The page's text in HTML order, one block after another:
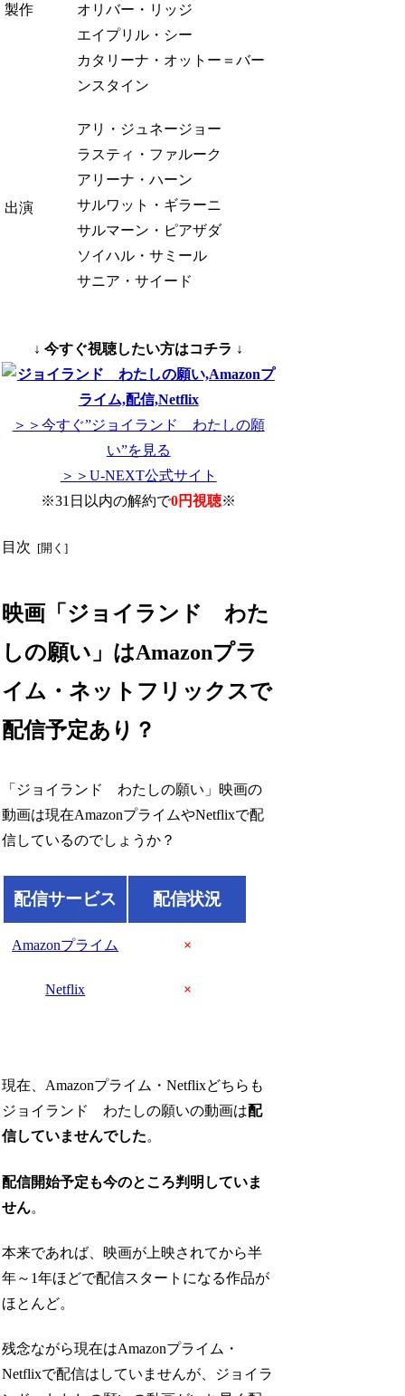
製作
オリバー・リッジ
エイプリル・シー
カタリーナ・オットー＝バー
ンスタイン
出演
アリ・ジュネージョー
ラスティ・ファルーク
アリーナ・ハーン
サルワット・ギラーニ
サルマーン・ピアザダ
ソイハル・サミール
サニア・サイード
↓ 今すぐ視聴したい方はコチラ ↓
＞＞今すぐ”ジョイランド わたしの願
い”を見る
＞＞U-NEXT公式サイト
※31日以内の解約で0円視聴※
目次
映画「ジョイランド わた
しの願い」はAmazonプラ
イム・ネットフリックスで
配信予定あり？
「ジョイランド わたしの願い」映画の
動画は現在AmazonプライムやNetflixで配
信しているのでしょうか？
配信サービス 配信状況
Amazonプライム ×
Netflix ×
現在、Amazonプライム・Netflixどちらも
ジョイランド わたしの願いの動画は配
信していませんでした。
配信開始予定も今のところ判明していま
せん。
本来であれば、映画が上映されてから半
年～1年ほどで配信スタートになる作品が
ほとんど。
残念ながら現在はAmazonプライム・
Netflixで配信はしていませんが、ジョイラ